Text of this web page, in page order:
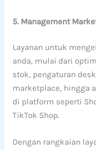
5. Management
Layanan untuk
anda, mulai dari
stok, pengaturan
marketplace, hingga
di platform seperti
TikTok Shop.
Dengan rangkaian